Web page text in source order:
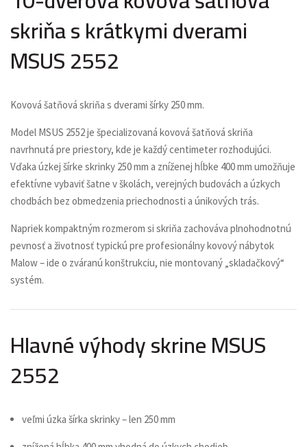
skriňa s krátkymi dverami
MSUS 2552
Kovová šatňová skriňa s dverami šírky 250 mm.
Model MSUS 2552 je špecializovaná kovová šatňová skriňa
navrhnutá pre priestory, kde je každý centimeter rozhodujúci.
Vďaka úzkej šírke skrinky 250 mm a zníženej hĺbke 400 mm umožňuje
efektívne vybaviť šatne v školách, verejných budovách a úzkych
chodbách bez obmedzenia priechodnosti a únikových trás.
Napriek kompaktným rozmerom si skriňa zachováva plnohodnotnú
pevnosť a životnosť typickú pre profesionálny kovový nábytok
Malow – ide o zváranú konštrukciu, nie montovaný „skladačkový“
systém.
Hlavné výhody skrine MSUS
2552
veľmi úzka šírka skrinky – len 250 mm